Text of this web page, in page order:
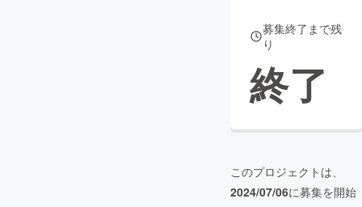
募集終了まで残
り
終了
このプロジェクトは、
2024/07/06に募集を開始